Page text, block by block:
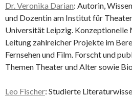
Dr. Veronika Darian: Autorin,
und Dozentin am Institut für
Universität Leipzig.
Leitung zahlreicher Projekte im
Fernsehen und Film. Forscht und
Themen Theater und Alter sowie
Leo Fischer: Studierte